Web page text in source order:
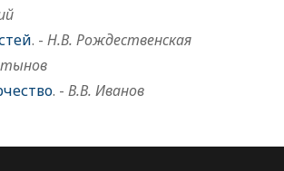
. - Н.В. Рождественская
. - В.В. Иванов